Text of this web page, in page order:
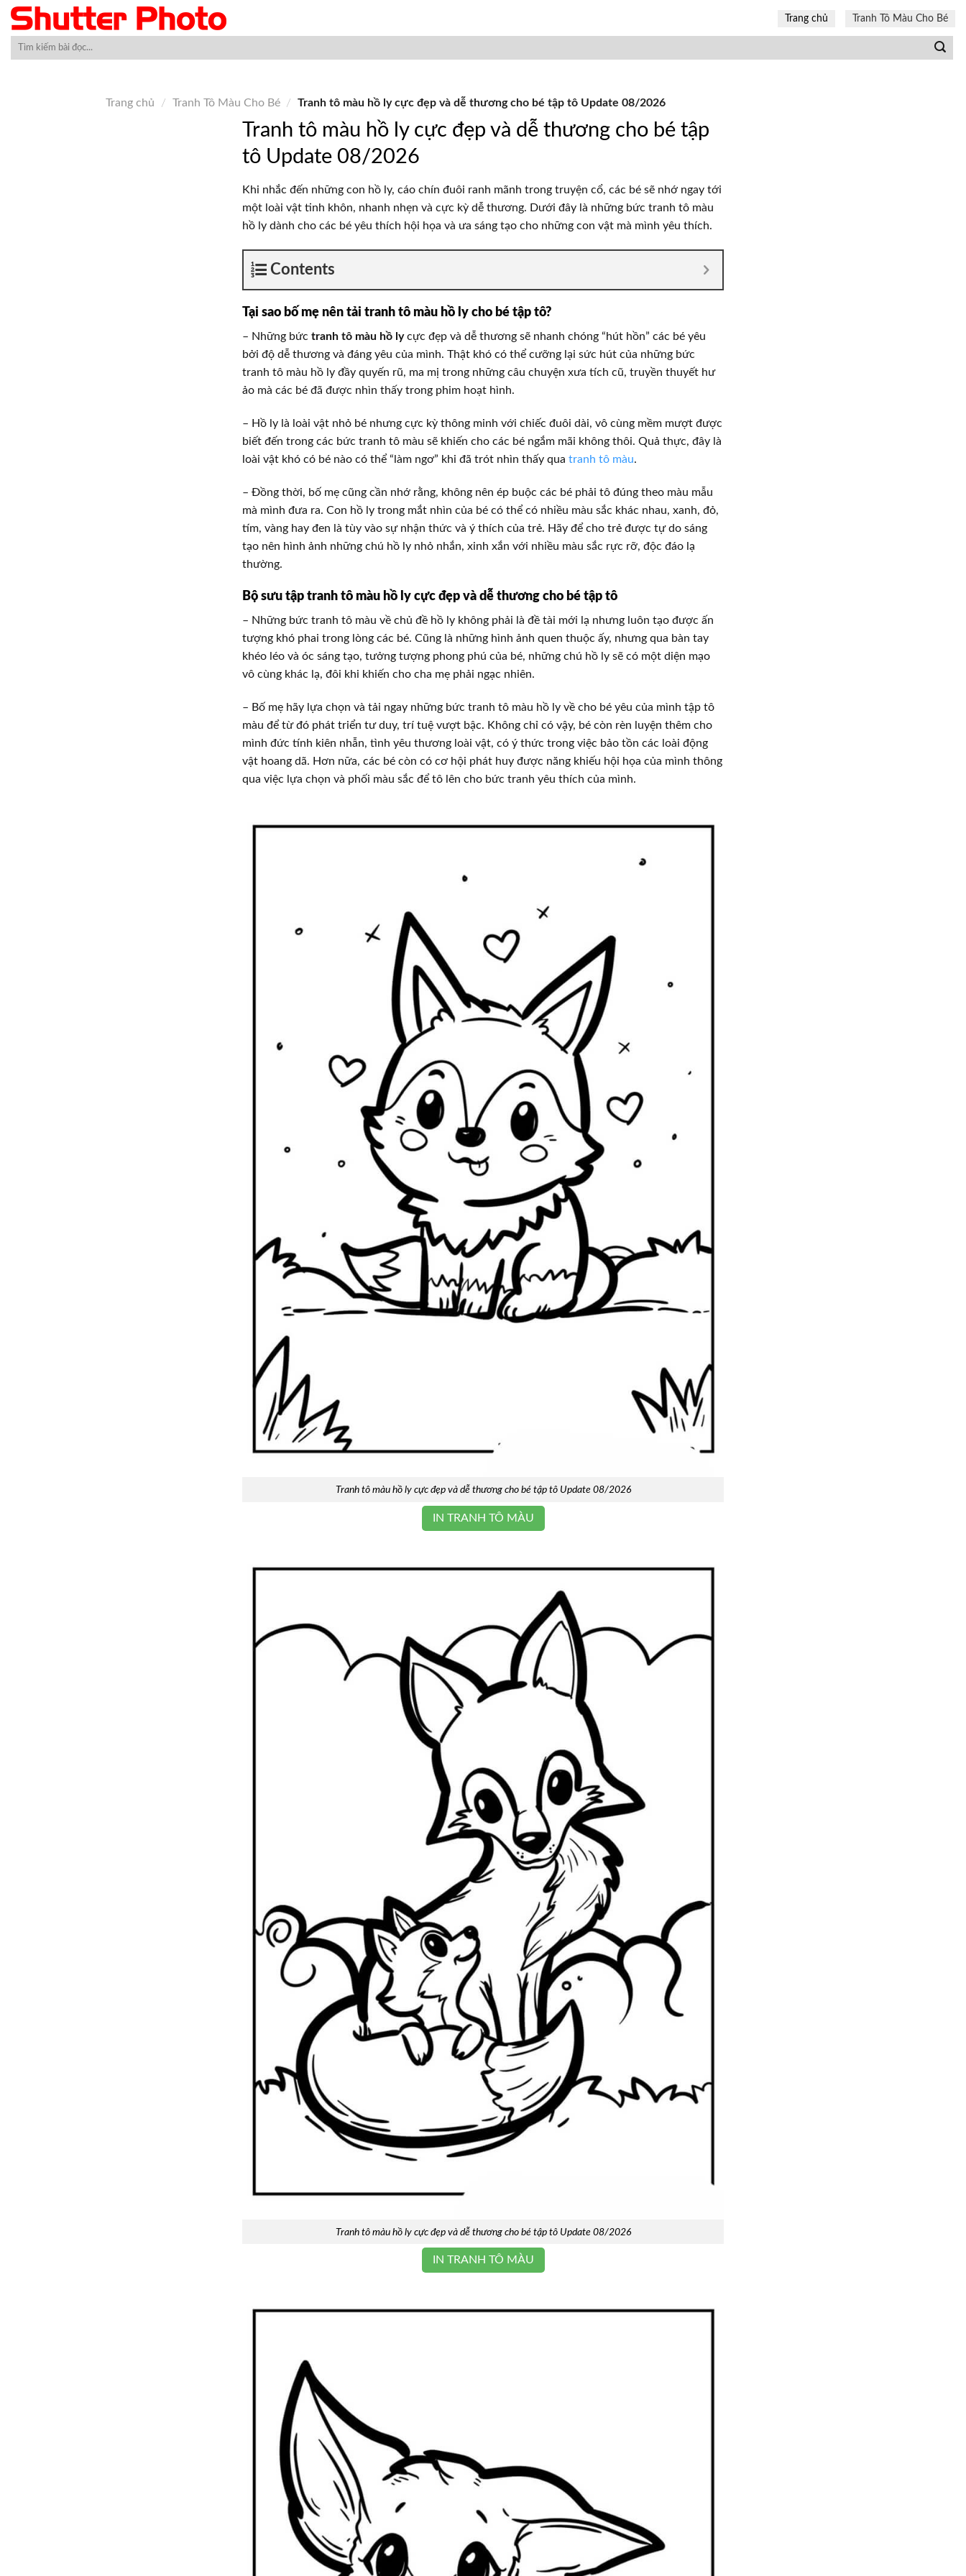
Skip
content
Trang chủ Tranh Tô Màu Cho Bé
Trang chủ / Tranh Tô Màu Cho Bé / Tranh tô màu hồ ly cực đẹp và dễ thương cho bé tập tô Update 08/2026
Tranh tô màu hồ ly cực đẹp và dễ thương cho bé tập
tô Update 08/2026
Khi nhắc đến những con hồ ly, cáo chín đuôi ranh mãnh trong truyện cổ, các bé sẽ nhớ ngay tới
một loài vật tinh khôn, nhanh nhẹn và cực kỳ dễ thương. Dưới đây là những bức tranh tô màu
hồ ly dành cho các bé yêu thích hội họa và ưa sáng tạo cho những con vật mà mình yêu thích.
Contents
Tại sao bố mẹ nên tải tranh tô màu hồ ly cho bé tập tô?
– Những bức tranh tô màu hồ lycực đẹp và dễ thương sẽ nhanh chóng “hút hồn” các bé yêu
bởi độ dễ thương và đáng yêu của mình. Thật khó có thể cưỡng lại sức hút của những bức
tranh tô màu hồ ly đầy quyến rũ, ma mị trong những câu chuyện xưa tích cũ, truyền thuyết hư
ảo mà các bé đã được nhìn thấy trong phim hoạt hình.
– Hồ ly là loài vật nhỏ bé nhưng cực kỳ thông minh với chiếc đuôi dài, vô cùng mềm mượt được
biết đến trong các bức tranh tô màu sẽ khiến cho các bé ngắm mãi không thôi. Quả thực, đây là
loài vật khó có bé nào có thể “làm ngơ” khi đã trót nhìn thấy qua tranh tô màu.
– Đồng thời, bố mẹ cũng cần nhớ rằng, không nên ép buộc các bé phải tô đúng theo màu mẫu
mà mình đưa ra. Con hồ ly trong mắt nhìn của bé có thể có nhiều màu sắc khác nhau, xanh, đỏ,
tím, vàng hay đen là tùy vào sự nhận thức và ý thích của trẻ. Hãy để cho trẻ được tự do sáng
tạo nên hình ảnh những chú hồ ly nhỏ nhắn, xinh xắn với nhiều màu sắc rực rỡ, độc đáo lạ
thường.
Bộ sưu tập tranh tô màu hồ ly cực đẹp và dễ thương cho bé tập tô
– Những bức tranh tô màu về chủ đề hồ ly không phải là đề tài mới lạ nhưng luôn tạo được ấn
tượng khó phai trong lòng các bé. Cũng là những hình ảnh quen thuộc ấy, nhưng qua bàn tay
khéo léo và óc sáng tạo, tưởng tượng phong phú của bé, những chú hồ ly sẽ có một diện mạo
vô cùng khác lạ, đôi khi khiến cho cha mẹ phải ngạc nhiên.
– Bố mẹ hãy lựa chọn và tải ngay những bức tranh tô màu hồ ly về cho bé yêu của mình tập tô
màu để từ đó phát triển tư duy, trí tuệ vượt bậc. Không chỉ có vậy, bé còn rèn luyện thêm cho
mình đức tính kiên nhẫn, tình yêu thương loài vật, có ý thức trong việc bảo tồn các loài động
vật hoang dã. Hơn nữa, các bé còn có cơ hội phát huy được năng khiếu hội họa của mình thông
qua việc lựa chọn và phối màu sắc để tô lên cho bức tranh yêu thích của mình.
Tranh tô màu hồ ly cực đẹp và dễ thương cho bé tập tô Update 08/2026
IN TRANH TÔ MÀU
Tranh tô màu hồ ly cực đẹp và dễ thương cho bé tập tô Update 08/2026
IN TRANH TÔ MÀU